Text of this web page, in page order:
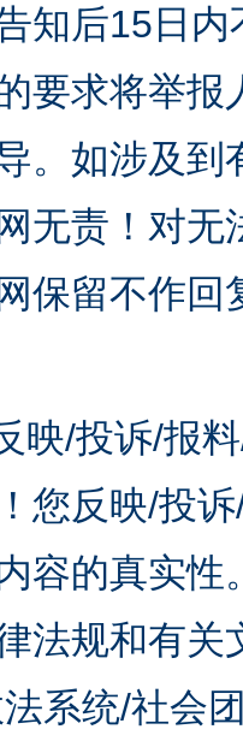
知后15日
要求将举
。如涉及
无责！对
保留不作
映/投诉/报
您反映/投
容的真实
法规和有关
系统/社会